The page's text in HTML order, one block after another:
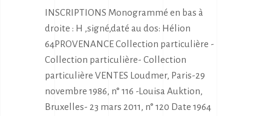
INSCRIPTIONS Monogrammé en bas à
droite : H ,signé,daté au dos: Hélion
64PROVENANCE Collection particulière -
Collection particulière- Collection
particulière VENTES Loudmer, Paris-29
novembre 1986, n° 116 -Louisa Auktion,
Bruxelles- 23 mars 2011, n° 120 Date 1964